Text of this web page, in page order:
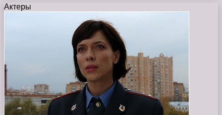
Актеры